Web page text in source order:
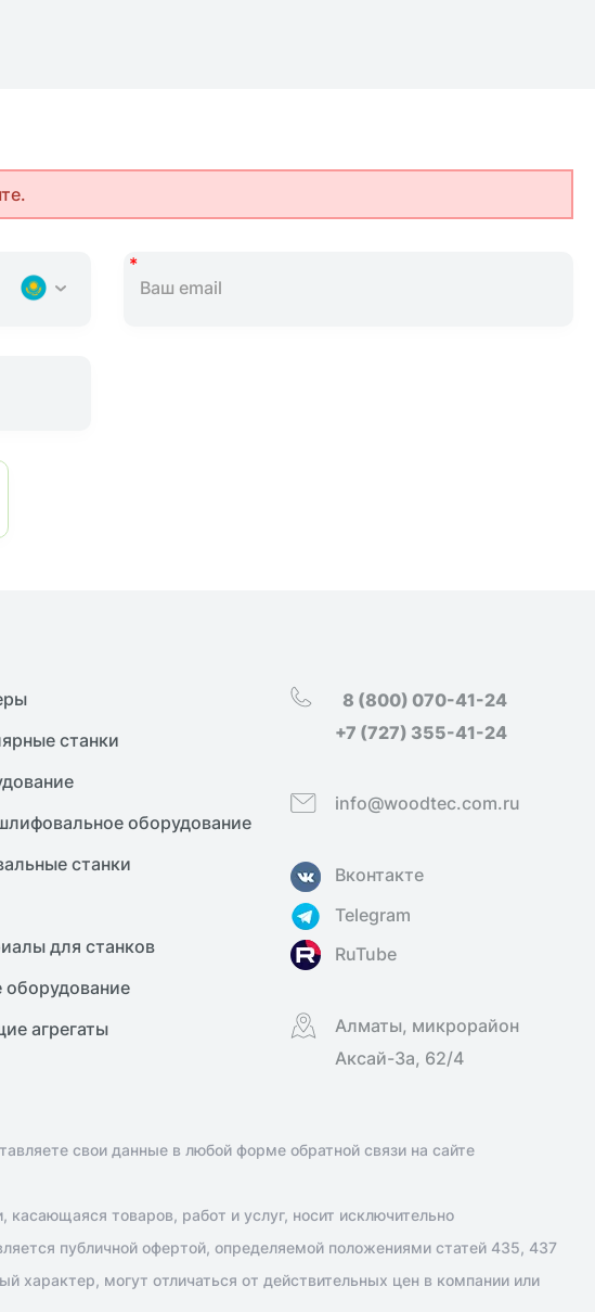
станки
оборудование
станки
для станков
оборудование
агрегаты
8 (800) 070-41-24
+7 (727) 355-41-24
info@woodtec.com.ru
Вконтакте
Telegram
RuTube
Алматы, микрорайон
Аксай-3а, 62/4
свои данные в любой форме обратной связи на сайте
товаров, работ и услуг, носит исключительно
публичной офертой, определяемой положениями статей 435, 437
характер, могут отличаться от действительных цен в компании или